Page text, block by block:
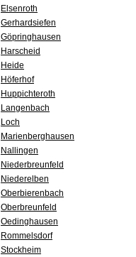
Elsenroth
Gerhardsiefen
Göpringhausen
Harscheid
Heide
Höferhof
Huppichteroth
Langenbach
Loch
Marienberghausen
Nallingen
Niederbreunfeld
Niederelben
Oberbierenbach
Oberbreunfeld
Oedinghausen
Rommelsdorf
Stockheim